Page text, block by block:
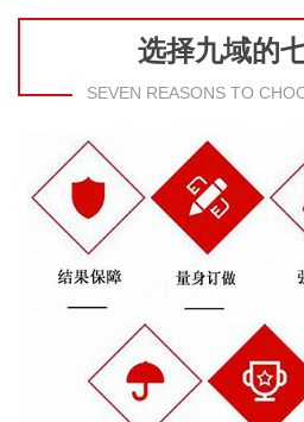
选择九域的
SEVEN REASONS TO